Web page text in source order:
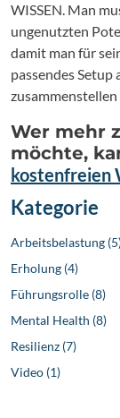
WISSEN. Man
ungenutzten
damit man für
passendes
zusammenstellen
Wer mehr
möchte,
kostenfreien
Kategorie
Arbeitsbelastung
Erholung (4)
Führungsrolle (8)
Mental Health (8)
Resilienz (7)
Video (1)